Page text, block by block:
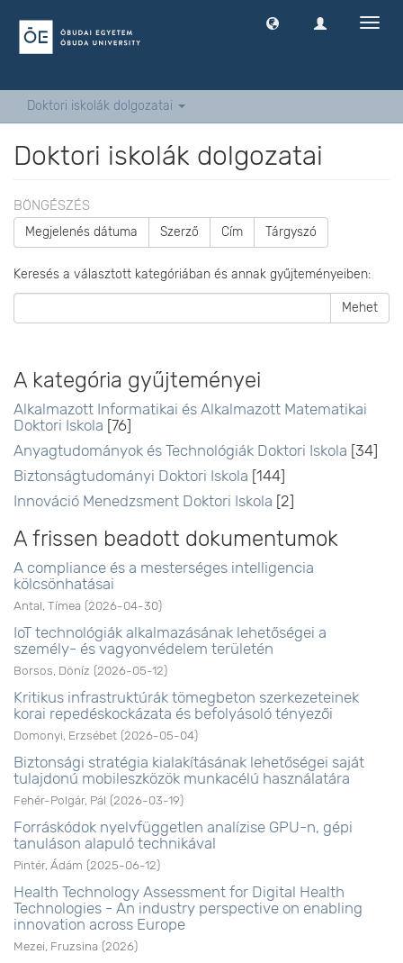
Doktori iskolák dolgozatai
Doktori iskolák dolgozatai
BÖNGÉSZÉS
Megjelenés dátuma Szerző Cím Tárgyszó
Keresés a választott kategóriában és annak gyűjteményeiben:
Mehet
A kategória gyűjteményei
Alkalmazott Informatikai és Alkalmazott Matematikai
Doktori Iskola [76]
Anyagtudományok és Technológiák Doktori Iskola [34]
Biztonságtudományi Doktori Iskola [144]
Innováció Menedzsment Doktori Iskola [2]
A frissen beadott dokumentumok
A compliance és a mesterséges intelligencia
kölcsönhatásai
Antal, Tímea (2026-04-30)
IoT technológiák alkalmazásának lehetőségei a
személy- és vagyonvédelem területén
Borsos, Döníz (2026-05-12)
Kritikus infrastruktúrák tömegbeton szerkezeteinek
korai repedéskockázata és befolyásoló tényezői
Domonyi, Erzsébet (2026-05-04)
Biztonsági stratégia kialakításának lehetőségei saját
tulajdonú mobileszközök munkacélú használatára
Fehér-Polgár, Pál (2026-03-19)
Forráskódok nyelvfüggetlen analízise GPU-n, gépi
tanuláson alapuló technikával
Pintér, Ádám (2025-06-12)
Health Technology Assessment for Digital Health
Technologies - An industry perspective on enabling
innovation across Europe
Mezei, Fruzsina (2026)